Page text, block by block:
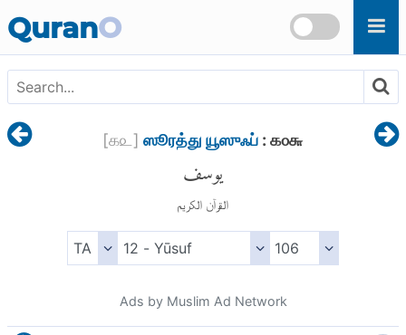
QuranO
[௧௨] ஸூரத்து யூஸுஃப் : ௧௦௬
يوسف
القرآن الكريم
Ads by Muslim Ad Network